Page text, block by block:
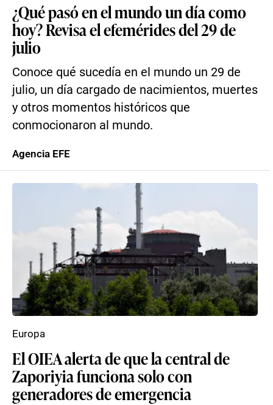
¿Qué pasó en el mundo un día como
hoy? Revisa el efemérides del 29 de
julio
Conoce qué sucedía en el mundo un 29 de
julio, un día cargado de nacimientos, muertes
y otros momentos históricos que
conmocionaron al mundo.
Agencia EFE
El OIEA alerta de que la central de
Zaporiyia funciona solo con
generadores de emergencia
Europa